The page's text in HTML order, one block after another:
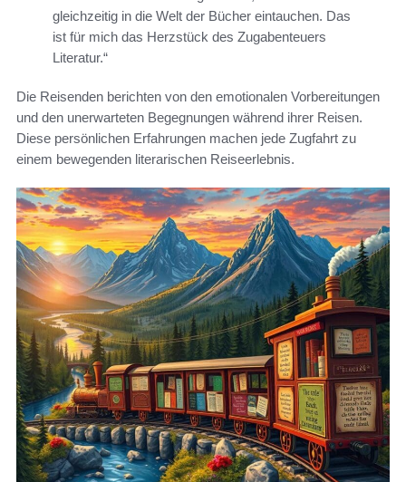
gleichzeitig in die Welt der Bücher eintauchen. Das
ist für mich das Herzstück des Zugabenteuers
Literatur.“
Die Reisenden berichten von den emotionalen Vorbereitungen
und den unerwarteten Begegnungen während ihrer Reisen.
Diese persönlichen Erfahrungen machen jede Zugfahrt zu
einem bewegenden literarischen Reiseerlebnis.